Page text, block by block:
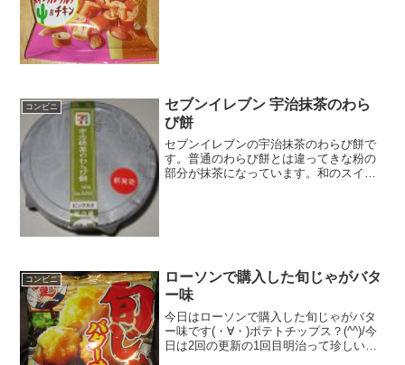
コンビニ
セブンイレブン 宇治抹茶のわら
び餅
セブンイレブンの宇治抹茶のわらび餅で
す。普通のわらび餅とは違ってきな粉の
部分が抹茶になっています。和のスイー
コンビニ
ローソンで購入した旬じゃがバタ
ー味
今日はローソンで購入した旬じゃがバタ
ー味です(・∀・)ポテトチップス？(^^)/今
日は2回の更新の1回目明治って珍しい＾